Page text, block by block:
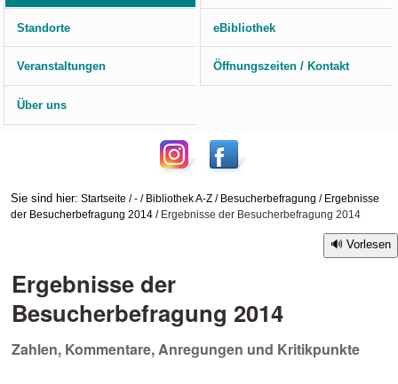
Standorte eBibliothek
Veranstaltungen Öffnungszeiten / Kontakt
Über uns
Sie sind hier: Startseite /- / Bibliothek A-Z / Besucherbefragung / Ergebnisse
der Besucherbefragung 2014 / Ergebnisse der Besucherbefragung 2014
Vorlesen
Ergebnisse der
Besucherbefragung 2014
Zahlen, Kommentare, Anregungen und Kritikpunkte